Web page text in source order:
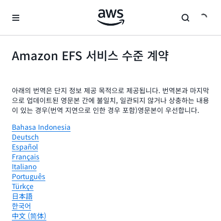
Amazon EFS 서비스 수준 계약
아래의 번역은 단지 정보 제공 목적으로 제공됩니다. 번역본과 마지막
으로 업데이트된 영문본 간에 불일치, 일관되지 않거나 상충하는 내용
이 있는 경우(번역 지연으로 인한 경우 포함)영문본이 우선합니다.
Bahasa Indonesia
Deutsch
Español
Français
Italiano
Português
Türkçe
日本語
한국어
中文 (简体)